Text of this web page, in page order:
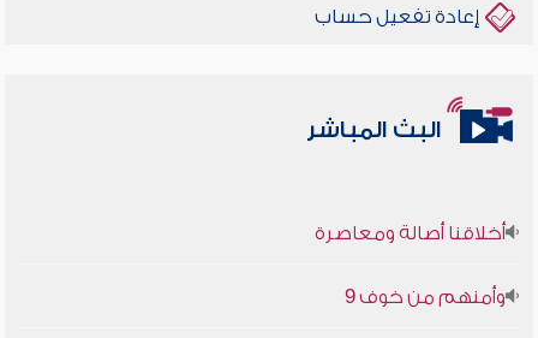
إعادة تفعيل حساب
البث المباشر
أخلاقنا أصالة ومعاصرة
وأمنهم من خوف 9